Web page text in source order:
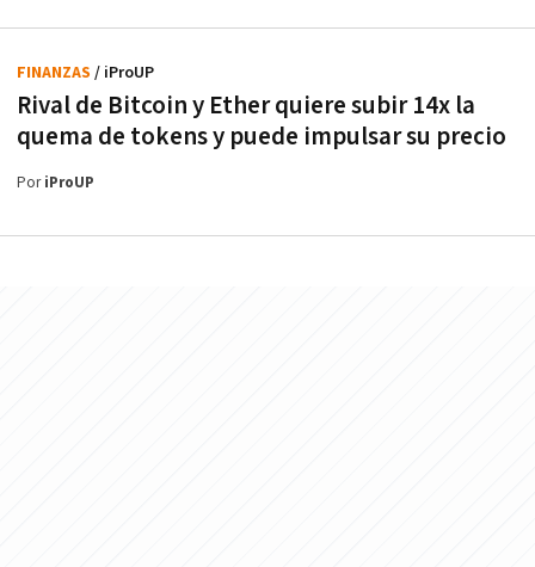
Rival de Bitcoin y Ether quiere subir 14x la
quema de tokens y puede impulsar su precio
FINANZAS / iProUP
PoriProUP